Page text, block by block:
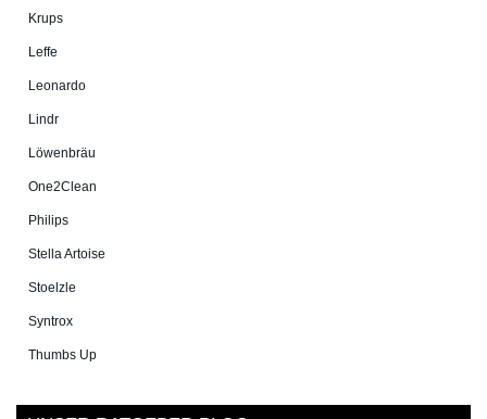
Krups
Leffe
Leonardo
Lindr
Löwenbräu
One2Clean
Philips
Stella Artoise
Stoelzle
Syntrox
Thumbs Up